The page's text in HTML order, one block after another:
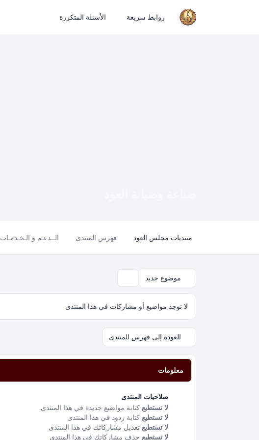
روابط سريعة الأسئلة المتكررة
منتديات مجلس العود فهرس المنتدى الــدعـم و الـخـدمـات
موضوع جديد
لا توجد مواضيع أو مشاركات في هذا المنتدى
العودة إلى فهرس المنتدى
معلومات
صلاحيات المنتدى
لا تستطيع كتابة مواضيع جديدة في هذا المنتدى
لا تستطيع كتابة ردود في هذا المنتدى
لا تستطيع تعديل مشاركاتك في هذا المنتدى
لا تستطيع حذف مشاركاتك في هذا المنتدى